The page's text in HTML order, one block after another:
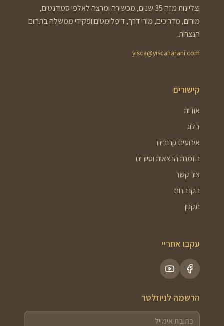
וצליינות מזה 35 שנים, מכשירה ומרצה לאלפי סטודנטים,
מורים, מדריכים, מורי דרך, דיפלומטים ופקידי ממשלה בתחום
הנצרות.
yisca@yiscaharani.com
קישורים
אודות
בלוג
אירועים קרובים
הזמנת הרצאות וסיורים
צור קשר
הקו החם
תקנון
עקבו אחריי
הרשמה לניוזלטר